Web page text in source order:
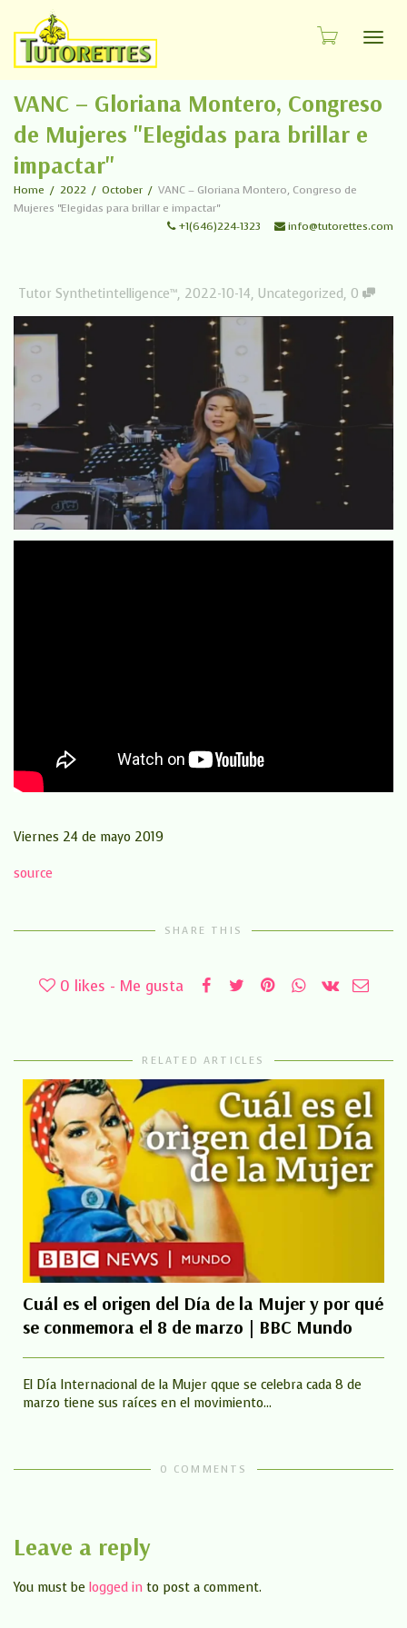
VANC – Gloriana Montero, Congreso
de Mujeres "Elegidas para brillar e
impactar"
Home 2022 October
VANC – Gloriana Montero, Congreso de
Mujeres "Elegidas para brillar e impactar"
+1(646)224-1323
info@tutorettes.com
Tutor Synthetintelligence™, 2022-10-14, Uncategorized, 0
Viernes 24 de mayo 2019
source
SHARE THIS
0 likes - Me gusta
RELATED ARTICLES
Cuál es el origen del Día de la Mujer y por qué
se conmemora el 8 de marzo | BBC Mundo
El Día Internacional de la Mujer qque se celebra cada 8 de
marzo tiene sus raíces en el movimiento...
0 COMMENTS
Leave a reply
You must be logged in to post a comment.